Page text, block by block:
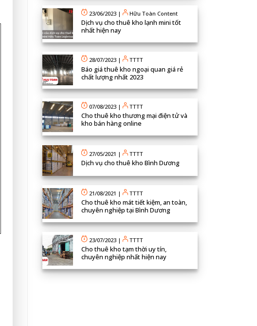
23/06/2023 | Hữu Toàn Content
Dịch vụ cho thuê kho lạnh mini tốt
nhất hiện nay
28/07/2023 | TTTT
Báo giá thuê kho ngoại quan giá rẻ
chất lượng nhất 2023
07/08/2023 | TTTT
Cho thuê kho thương mại điện tử và
kho bán hàng online
27/05/2021 | TTTT
Dịch vụ cho thuê kho Bình Dương
21/08/2021 | TTTT
Cho thuê kho mát tiết kiệm, an toàn,
chuyên nghiệp tại Bình Dương
23/07/2023 | TTTT
Cho thuê kho tạm thời uy tín,
chuyên nghiệp nhất hiện nay